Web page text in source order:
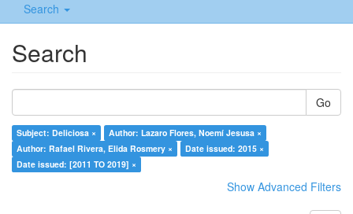
Search
Search
Go
Subject: Deliciosa ×
Author: Lazaro Flores, Noemí Jesusa ×
Author: Rafael Rivera, Elida Rosmery ×
Date issued: 2015 ×
Date issued: [2011 TO 2019] ×
Show Advanced Filters